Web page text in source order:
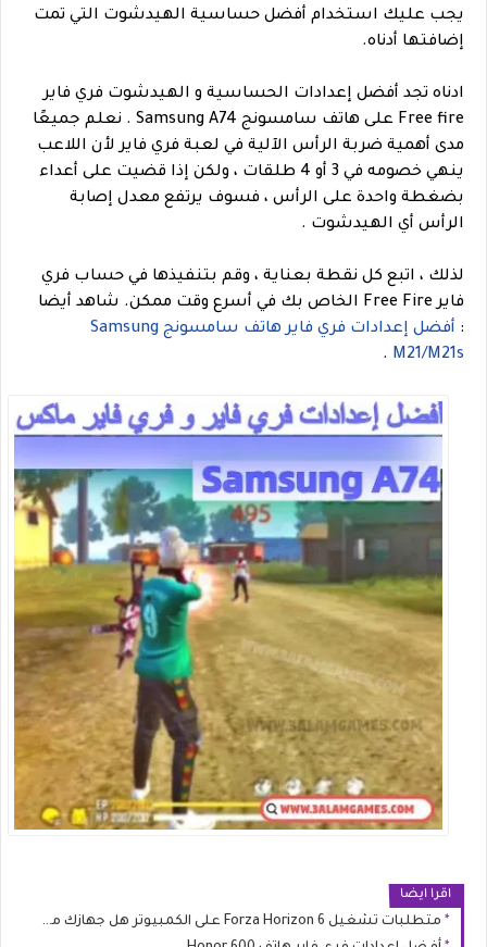
يجب عليك استخدام أفضل حساسية الهيدشوت التي تمت
إضافتها أدناه.
ادناه تجد أفضل إعدادات الحساسية و الهيدشوت فري فاير
Free fire على هاتف سامسونج Samsung A74 . نعلم جميعًا
مدى أهمية ضربة الرأس الآلية في لعبة فري فاير لأن اللاعب
ينهي خصومه في 3 أو 4 طلقات ، ولكن إذا قضيت على أعداء
بضغطة واحدة على الرأس ، فسوف يرتفع معدل إصابة
الرأس أي الهيدشوت .
لذلك ، اتبع كل نقطة بعناية ، وقم بتنفيذها في حساب فري
فاير Free Fire الخاص بك في أسرع وقت ممكن.
شاهد أيضا
:
أفضل إعدادات فري فاير هاتف سامسونج Samsung
M21/M21s
.
اقرا ايضا
متطلبات تشغيل Forza Horizon 6 على الكمبيوتر هل جهازك مستعد لليابان؟